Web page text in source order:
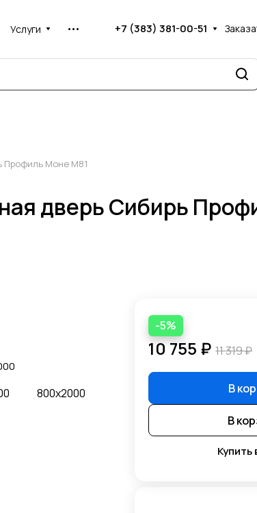
Услуги +7 (383) 381-00-51
Профиль Моне M81
дверь Сибирь
800x2000
-5%
10 755 ₽ 11 319 ₽
В
В
Купить